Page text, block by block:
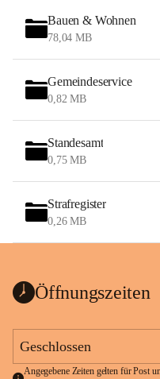
Bauen & Wohnen
78,04 MB
Gemeindeservice
0,82 MB
Standesamt
0,75 MB
Strafregister
0,26 MB
Öffnungszeiten
Geschlossen
Angegebene Zeiten gelten für Post